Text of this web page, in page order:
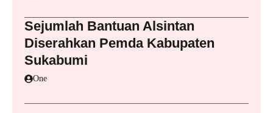
Sejumlah Bantuan Alsintan
Diserahkan Pemda Kabupaten
Sukabumi
One